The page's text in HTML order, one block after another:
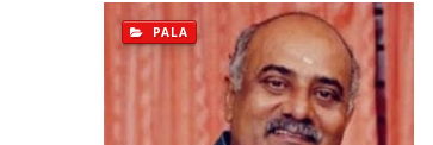
PALA